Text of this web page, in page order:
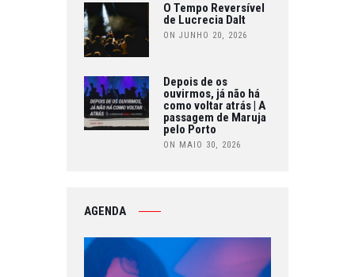
O Tempo Reversível
de Lucrecia Dalt
ON JUNHO 20, 2026
Depois de os
ouvirmos, já não há
como voltar atrás | A
passagem de Maruja
pelo Porto
ON MAIO 30, 2026
AGENDA